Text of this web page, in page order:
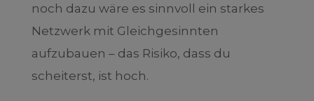
noch dazu wäre es sinnvoll ein starkes
Netzwerk mit Gleichgesinnten
aufzubauen – das Risiko, dass du
scheiterst, ist hoch.